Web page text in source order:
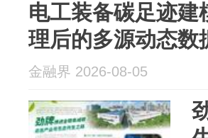
电工装备碳足迹建
理后的多源动态数
金融界 2026-08-05